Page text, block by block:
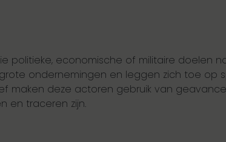
economische of militaire doelen
ondernemingen en leggen zich toe op
maken deze actoren gebruik van
en traceren zijn.